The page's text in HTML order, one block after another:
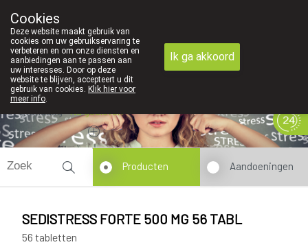
Vandaag Nugesloten
Producten Aandoeningen
SEDISTRESS FORTE 500 MG 56 TABL
56 tabletten
Cookies
Deze website maakt gebruik van
cookies om uw gebruikservaring te
verbeteren en om onze diensten en
aanbiedingen aan te passen aan
uw interesses. Door op deze
website te blijven, accepteert u dit
gebruik van cookies. Klik hier voor
meer info.
Ik ga akkoord